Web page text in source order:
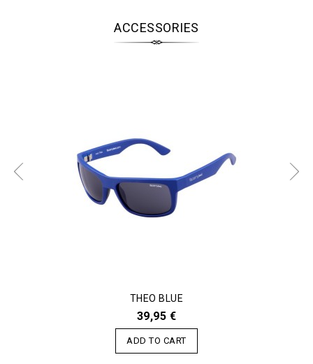
ACCESSORIES
THEO BLUE
39,95 €
ADD TO CART